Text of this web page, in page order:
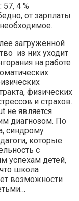
4 %
от зарплаты
загруженной
из них уходит
на работе
физических
и страхов.
не является
диагнозом. По
синдрому
которые
с
успехам детей,
школа
возможности